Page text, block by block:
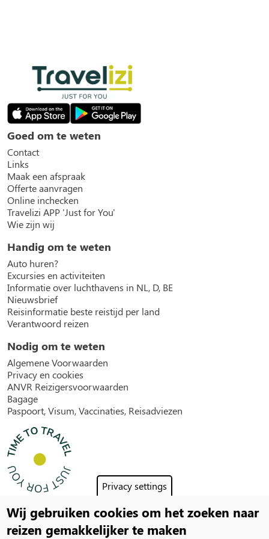
Privacy settings
Wij gebruiken cookies om het zoeken naar
reizen gemakkelijker te maken
Goed om te weten
Contact
Links
Maak een afspraak
Offerte aanvragen
Online inchecken
Travelizi APP 'Just for You'
Wie zijn wij
Handig om te weten
Auto huren?
Excursies en activiteiten
Informatie over luchthavens in NL, D, BE
Nieuwsbrief
Reisinformatie beste reistijd per land
Verantwoord reizen
Nodig om te weten
Algemene Voorwaarden
Privacy en cookies
ANVR Reizigersvoorwaarden
Bagage
Paspoort, Visum, Vaccinaties, Reisadviezen
Social